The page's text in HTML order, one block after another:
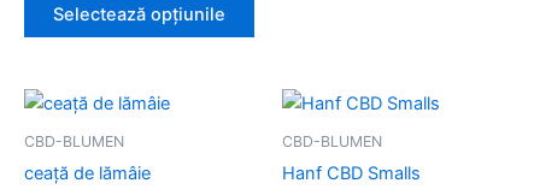
Selectează opțiunile
alese
pagina
CBD-BLUMEN
ceață de lămâie
Interval
prețuri:
până
Acest
produs
CBD-BLUMEN
Hanf CBD Smalls